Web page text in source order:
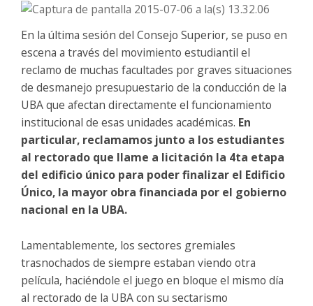
En la última sesión del Consejo Superior, se puso en
escena a través del movimiento estudiantil el
reclamo de muchas facultades por graves situaciones
de desmanejo presupuestario de la conducción de la
UBA que afectan directamente el funcionamiento
institucional de esas unidades académicas. En
particular, reclamamos junto a los estudiantes
al rectorado que llame a licitación la 4ta etapa
del edificio único para poder finalizar el Edificio
Único, la mayor obra financiada por el gobierno
nacional en la UBA.
Lamentablemente, los sectores gremiales
trasnochados de siempre estaban viendo otra
película, haciéndole el juego en bloque el mismo día
al rectorado de la UBA con su sectarismo